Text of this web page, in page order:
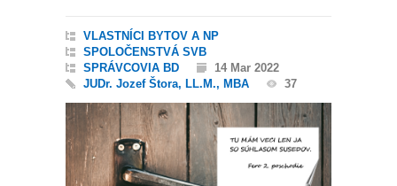
VLASTNÍCI BYTOV A NP
SPOLOČENSTVÁ SVB
SPRÁVCOVIA BD
14 Mar 2022
JUDr. Jozef Štora, LL.M., MBA
37